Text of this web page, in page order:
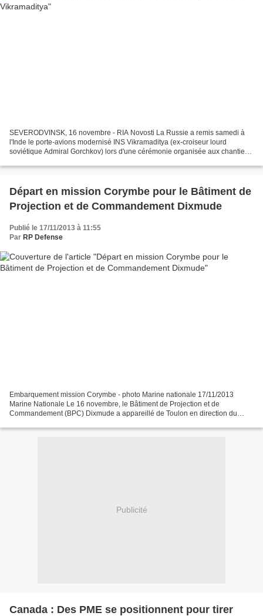
SEVERODVINSK, 16 novembre - RIA Novosti La Russie a remis samedi à
l'Inde le porte-avions modernisé INS Vikramaditya (ex-croiseur lourd
soviétique Admiral Gorchkov) lors d'une cérémonie organisée aux chantiers
Départ en mission Corymbe pour le Bâtiment de
Projection et de Commandement Dixmude
Publié le 17/11/2013 à 11:55
Par RP Defense
Embarquement mission Corymbe - photo Marine nationale 17/11/2013
Marine Nationale Le 16 novembre, le Bâtiment de Projection et de
Commandement (BPC) Dixmude a appareillé de Toulon en direction du
Publicité
Canada : Des PME se positionnent pour tirer